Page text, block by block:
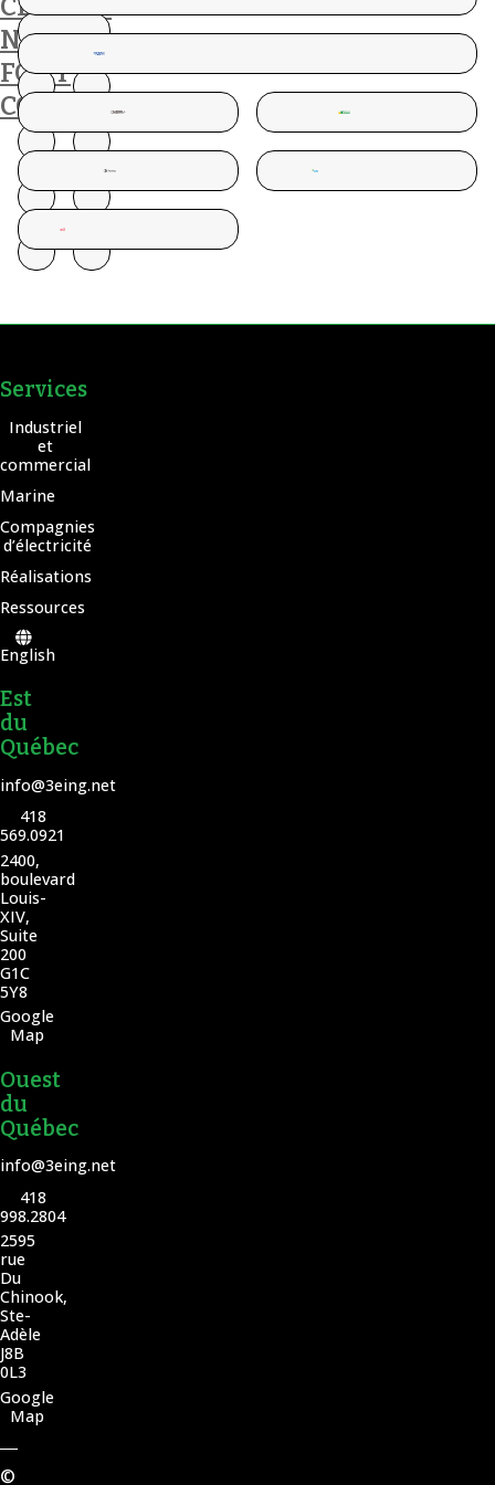
CLIENTS
NOUS
FONT
CONFIANCE
Services
Industriel
et
commercial
Marine
Compagnies
d’électricité
Réalisations
Ressources
English
Est
du
Québec
info@3eing.net
418
569.0921
2400,
boulevard
Louis-
XIV,
Suite
200
G1C
5Y8
Google
Map
Ouest
du
Québec
info@3eing.net
418
998.2804
2595
rue
Du
Chinook,
Ste-
Adèle
J8B
0L3
Google
Map
©